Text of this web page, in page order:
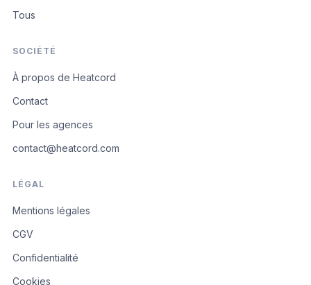
Tous
SOCIÉTÉ
À propos de Heatcord
Contact
Pour les agences
contact@heatcord.com
LÉGAL
Mentions légales
CGV
Confidentialité
Cookies